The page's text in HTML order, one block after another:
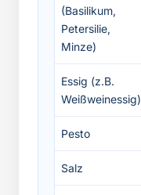
(Basilikum,
Petersilie,
Minze)
Essig (z.B.
Weißweinessig)
Pesto
Salz